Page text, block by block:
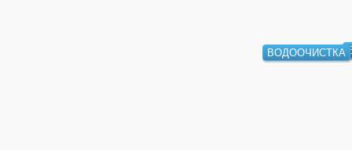
ВОДООЧИСТКА